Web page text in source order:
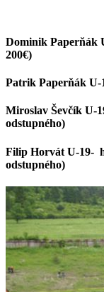
Dominik Paperňák
200€)
Patrik Paperňák U-
Miroslav Ševčík U-
odstupného)
Filip Horvát U-19-
odstupného)